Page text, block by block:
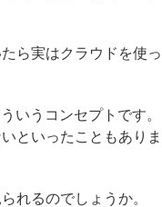
ら実はクラウドを使っ
いうコンセプトです。
といったこともありま
れるのでしょうか。